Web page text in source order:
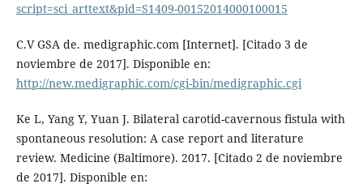
script=sci_arttext&pid=S1409-00152014000100015
C.V GSA de. medigraphic.com [Internet]. [Citado 3 de
noviembre de 2017]. Disponible en:
http://new.medigraphic.com/cgi-bin/medigraphic.cgi
Ke L, Yang Y, Yuan J. Bilateral carotid-cavernous fistula with
spontaneous resolution: A case report and literature
review. Medicine (Baltimore). 2017. [Citado 2 de noviembre
de 2017]. Disponible en: